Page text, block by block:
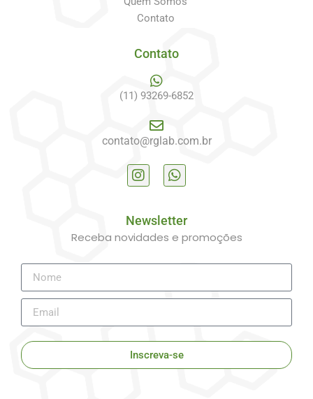
Contato
Contato
(11) 93269-6852
contato@rglab.com.br
Newsletter
Receba novidades e promoções
Inscreva-se